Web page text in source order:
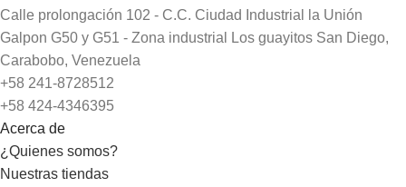
Calle prolongación 102 - C.C. Ciudad Industrial la Unión
Galpon G50 y G51 - Zona industrial Los guayitos San Diego,
Carabobo, Venezuela
+58 241-8728512
+58 424-4346395
Acerca de
¿Quienes somos?
Nuestras tiendas